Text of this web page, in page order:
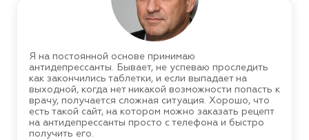
Я на постоянной основе принимаю
антидепрессанты. Бывает, не успеваю проследить
как закончились таблетки, и если выпадает на
выходной, когда нет никакой возможности попасть к
врачу, получается сложная ситуация. Хорошо, что
есть такой сайт, на котором можно заказать рецепт
на антидепрессанты просто с телефона и быстро
получить его.